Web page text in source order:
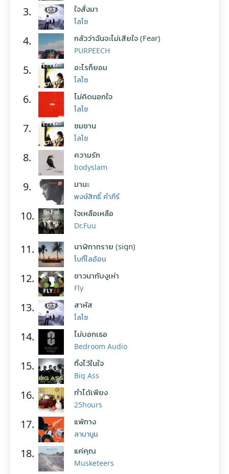
3. ใจสั่งมา
โลโซ
4. กลัวว่าฉันจะไม่เสียใจ (Fear)
PURPEECH
5. อะไรก็ยอม
โลโซ
6. ไม่คิดนอกใจ
โลโซ
7. ซมซาน
โลโซ
8. ความรัก
bodyslam
9. มานะ
พงษ์สิทธิ์ คำภีร์
10. ใจเหลือเหลือ
Dr.Fuu
11. นาฬิกาทราย (sign)
โบกี้ไลอ้อน
12. ชาวนากับงูเห่า
Fly
13. สาหัส
โลโซ
14. ไม่บอกเธอ
Bedroom Audio
15. ทิ้งไว้ในใจ
Big Ass
16. ทำได้เพียง
25hours
17. แพ้ทาง
ลาบานูน
18. แค่คุณ
Musketeers